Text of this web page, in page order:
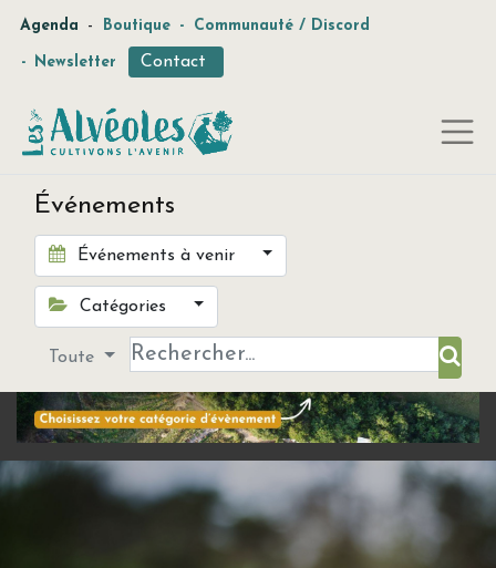
Agenda - Boutique - Communauté / Discord
- Newsletter Contact
Événements
Événements à venir
Catégories
Toute